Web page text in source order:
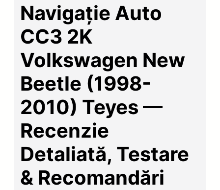
Navigație Auto
CC3 2K
Volkswagen New
Beetle (1998-
2010) Teyes —
Recenzie
Detaliată, Testare
& Recomandări